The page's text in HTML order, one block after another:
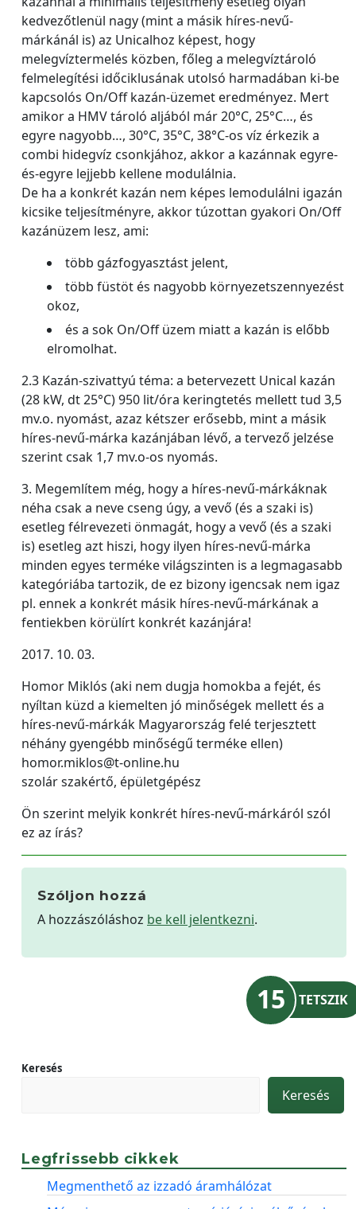
kedvezőtlenül nagy (mint a másik híres-nevű-
márkánál is) az Unicalhoz képest, hogy
melegvíztermelés közben, főleg a melegvíztároló
felmelegítési időciklusának utolsó harmadában ki-be
kapcsolós On/Off kazán-üzemet eredményez. Mert
amikor a HMV tároló aljából már 20°C, 25°C…, és
egyre nagyobb…, 30°C, 35°C, 38°C-os víz érkezik a
combi hidegvíz csonkjához, akkor a kazánnak egyre-
és-egyre lejjebb kellene modulálnia.
De ha a konkrét kazán nem képes lemodulálni igazán
kicsike teljesítményre, akkor túzottan gyakori On/Off
kazánüzem lesz, ami:
több gázfogyasztást jelent,
több füstöt és nagyobb környezetszennyezést
okoz,
és a sok On/Off üzem miatt a kazán is előbb
elromolhat.
2.3 Kazán-szivattyú téma: a betervezett Unical kazán
(28 kW, dt 25°C) 950 lit/óra keringtetés mellett tud 3,5
mv.o. nyomást, azaz kétszer erősebb, mint a másik
híres-nevű-márka kazánjában lévő, a tervező jelzése
szerint csak 1,7 mv.o-os nyomás.
3. Megemlítem még, hogy a híres-nevű-márkáknak
néha csak a neve cseng úgy, a vevő (és a szaki is)
esetleg félrevezeti önmagát, hogy a vevő (és a szaki
is) esetleg azt hiszi, hogy ilyen híres-nevű-márka
minden egyes terméke világszinten is a legmagasabb
kategóriába tartozik, de ez bizony igencsak nem igaz
pl. ennek a konkrét másik híres-nevű-márkának a
fentiekben körülírt konkrét kazánjára!
2017. 10. 03.
Homor Miklós (aki nem dugja homokba a fejét, és
nyíltan küzd a kiemelten jó minőségek mellett és a
híres-nevű-márkák Magyarország felé terjesztett
néhány gyengébb minőségű terméke ellen)
homor.miklos@t-online.hu
szolár szakértő, épületgépész
Ön szerint melyik konkrét híres-nevű-márkáról szól
ez az írás?
Szóljon hozzá
A hozzászóláshoz be kell jelentkezni.
15 TETSZIK
Keresés
Keresés
Legfrissebb cikkek
Megmenthető az izzadó áramhálózat